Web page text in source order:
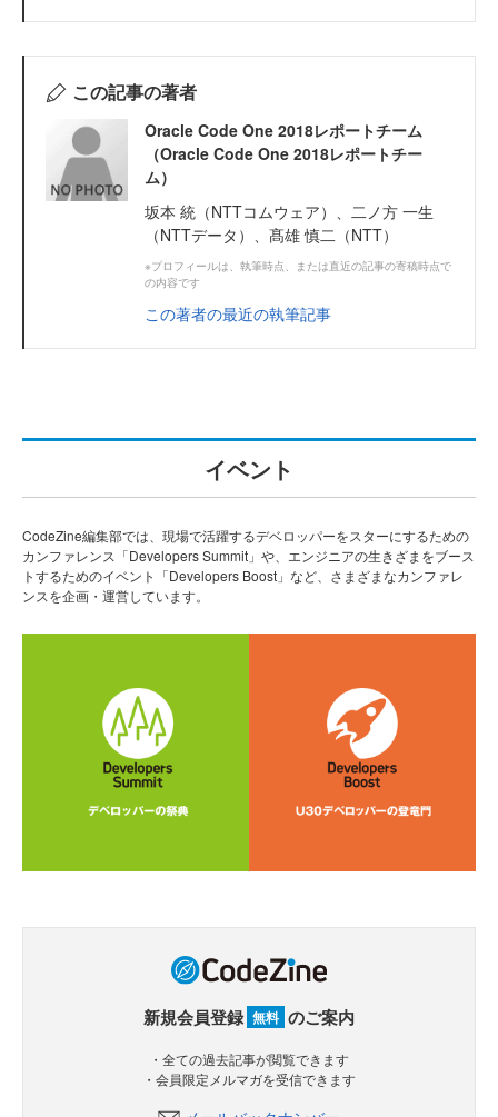
この記事の著者
Oracle Code One 2018レポートチーム
（Oracle Code One 2018レポートチー
ム）
坂本 統（NTTコムウェア）、二ノ方 一生
（NTTデータ）、髙雄 慎二（NTT）
※プロフィールは、執筆時点、または直近の記事の寄稿時点で
の内容です
この著者の最近の執筆記事
イベント
CodeZine編集部では、現場で活躍するデベロッパーをスターにするための
カンファレンス「Developers Summit」や、エンジニアの生きざまをブース
トするためのイベント「Developers Boost」など、さまざまなカンファレ
ンスを企画・運営しています。
新規会員登録 無料 のご案内
・全ての過去記事が閲覧できます
・会員限定メルマガを受信できます